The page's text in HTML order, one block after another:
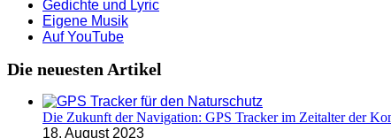
Gedichte und Lyric
Eigene Musik
Auf YouTube
Die neuesten Artikel
Die Zukunft der Navigation: GPS Tracker im Zeitalter der
18. August 2023